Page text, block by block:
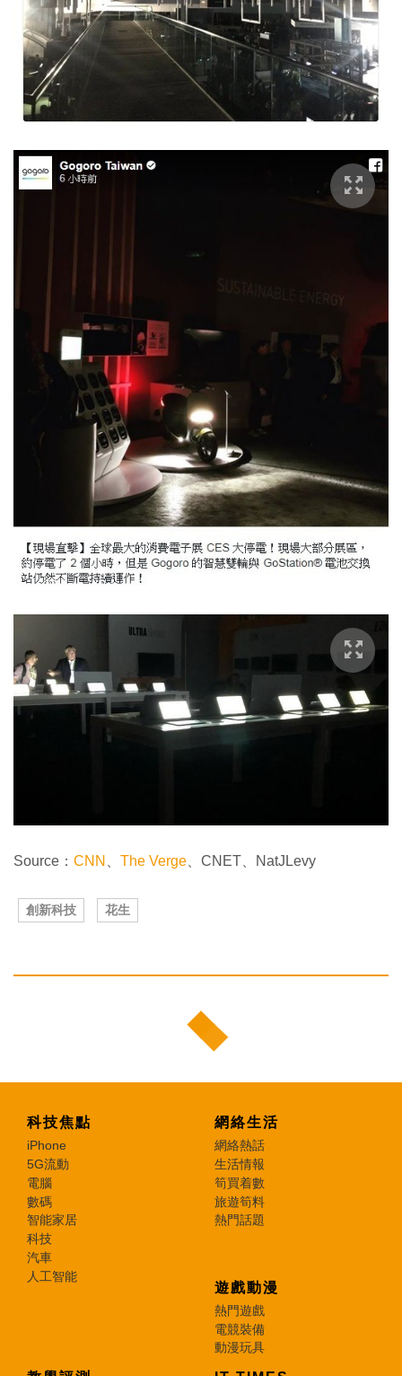
Source： CNN The Verge 、CNET、NatJLevy
創新科技 花生
科技焦點
iPhone
5G流動
電腦
數碼
智能家居
科技
汽車
人工智能
網絡生活
網絡熱話
生活情報
筍買着數
旅遊筍料
熱門話題
遊戲動漫
熱門遊戲
電競裝備
動漫玩具